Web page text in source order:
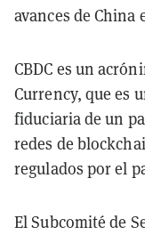
avances de China
CBDC es un
Currency, que es
fiduciaria de un
redes de
regulados por el
El Subcomité de